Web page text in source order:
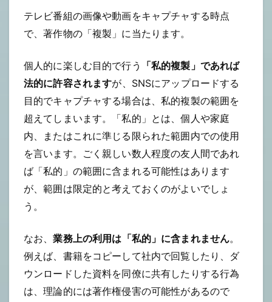
テレビ番組の画像や動画をキャプチャする時点
で、著作物の「複製」に当たります。
個人的に楽しむ目的で行う
「私的複製」であれば
法的に許容されますが、SNSにアップロードする
目的でキャプチャする場合は、私的複製の範囲を
超えてしまいます。「私的」とは、個人や家庭
内、またはこれに準じる限られた範囲内での使用
を言います。ごく親しい数人程度の友人間であれ
ば「私的」の範囲に含まれる可能性はあります
が、範囲は限定的と考えておくのがよいでしょ
う。
なお、業務上の利用は「私的」に含まれません。
例えば、書籍をコピーして社内で回覧したり、ダ
ウンロードした資料を同僚に共有したりする行為
は、理論的には著作権侵害の可能性があるので